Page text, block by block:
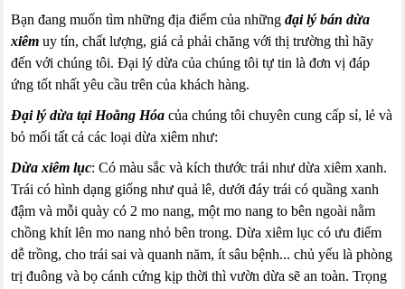
Bạn đang muốn tìm những địa điểm của nhữngđại lý bán dừa
xiêm uy tín, chất lượng, giá cả phải chăng với thị trường thì hãy
đến với chúng tôi. Đại lý dừa của chúng tôi tự tin là đơn vị đáp
ứng tốt nhất yêu cầu trên của khách hàng.
Đại lý dừa tại Hoằng Hóa của chúng tôi chuyên cung cấp sỉ, lẻ và
bỏ mối tất cả các loại dừa xiêm như:
Dừa xiêm lục: Có màu sắc và kích thước trái như dừa xiêm xanh.
Trái có hình dạng giống như quả lê, dưới đáy trái có quầng xanh
đậm và mỗi quày có 2 mo nang, một mo nang to bên ngoài nằm
chồng khít lên mo nang nhỏ bên trong. Dừa xiêm lục có ưu điểm
dễ trồng, cho trái sai và quanh năm, ít sâu bệnh... chủ yếu là phòng
trị đuông và bọ cánh cứng kịp thời thì vườn dừa sẽ an toàn. Trọng